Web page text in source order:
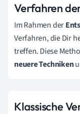
Verfahren
Im Rahmen der
Verfahren, die Dir
treffen. Diese
neuere Techniken
Klassische